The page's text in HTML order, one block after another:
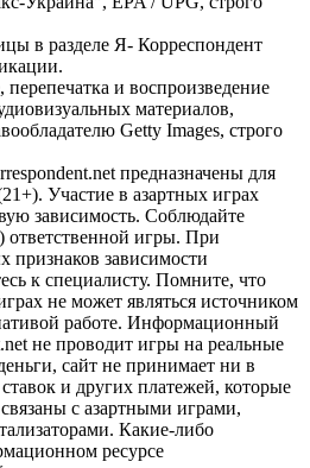
в разделе Я- Корреспондент
и воспроизведение
материалов,
Getty Images, строго
предназначены для
Участие в азартных играх
зависимость. Соблюдайте
игры. При
признаков зависимости
к специалисту. Помните, что
не может являться источником
работе. Информационный
не проводит игры на реальные
сайт не принимает ни в
и других платежей, которые
с азартными играми,
Какие-либо
ресурсе